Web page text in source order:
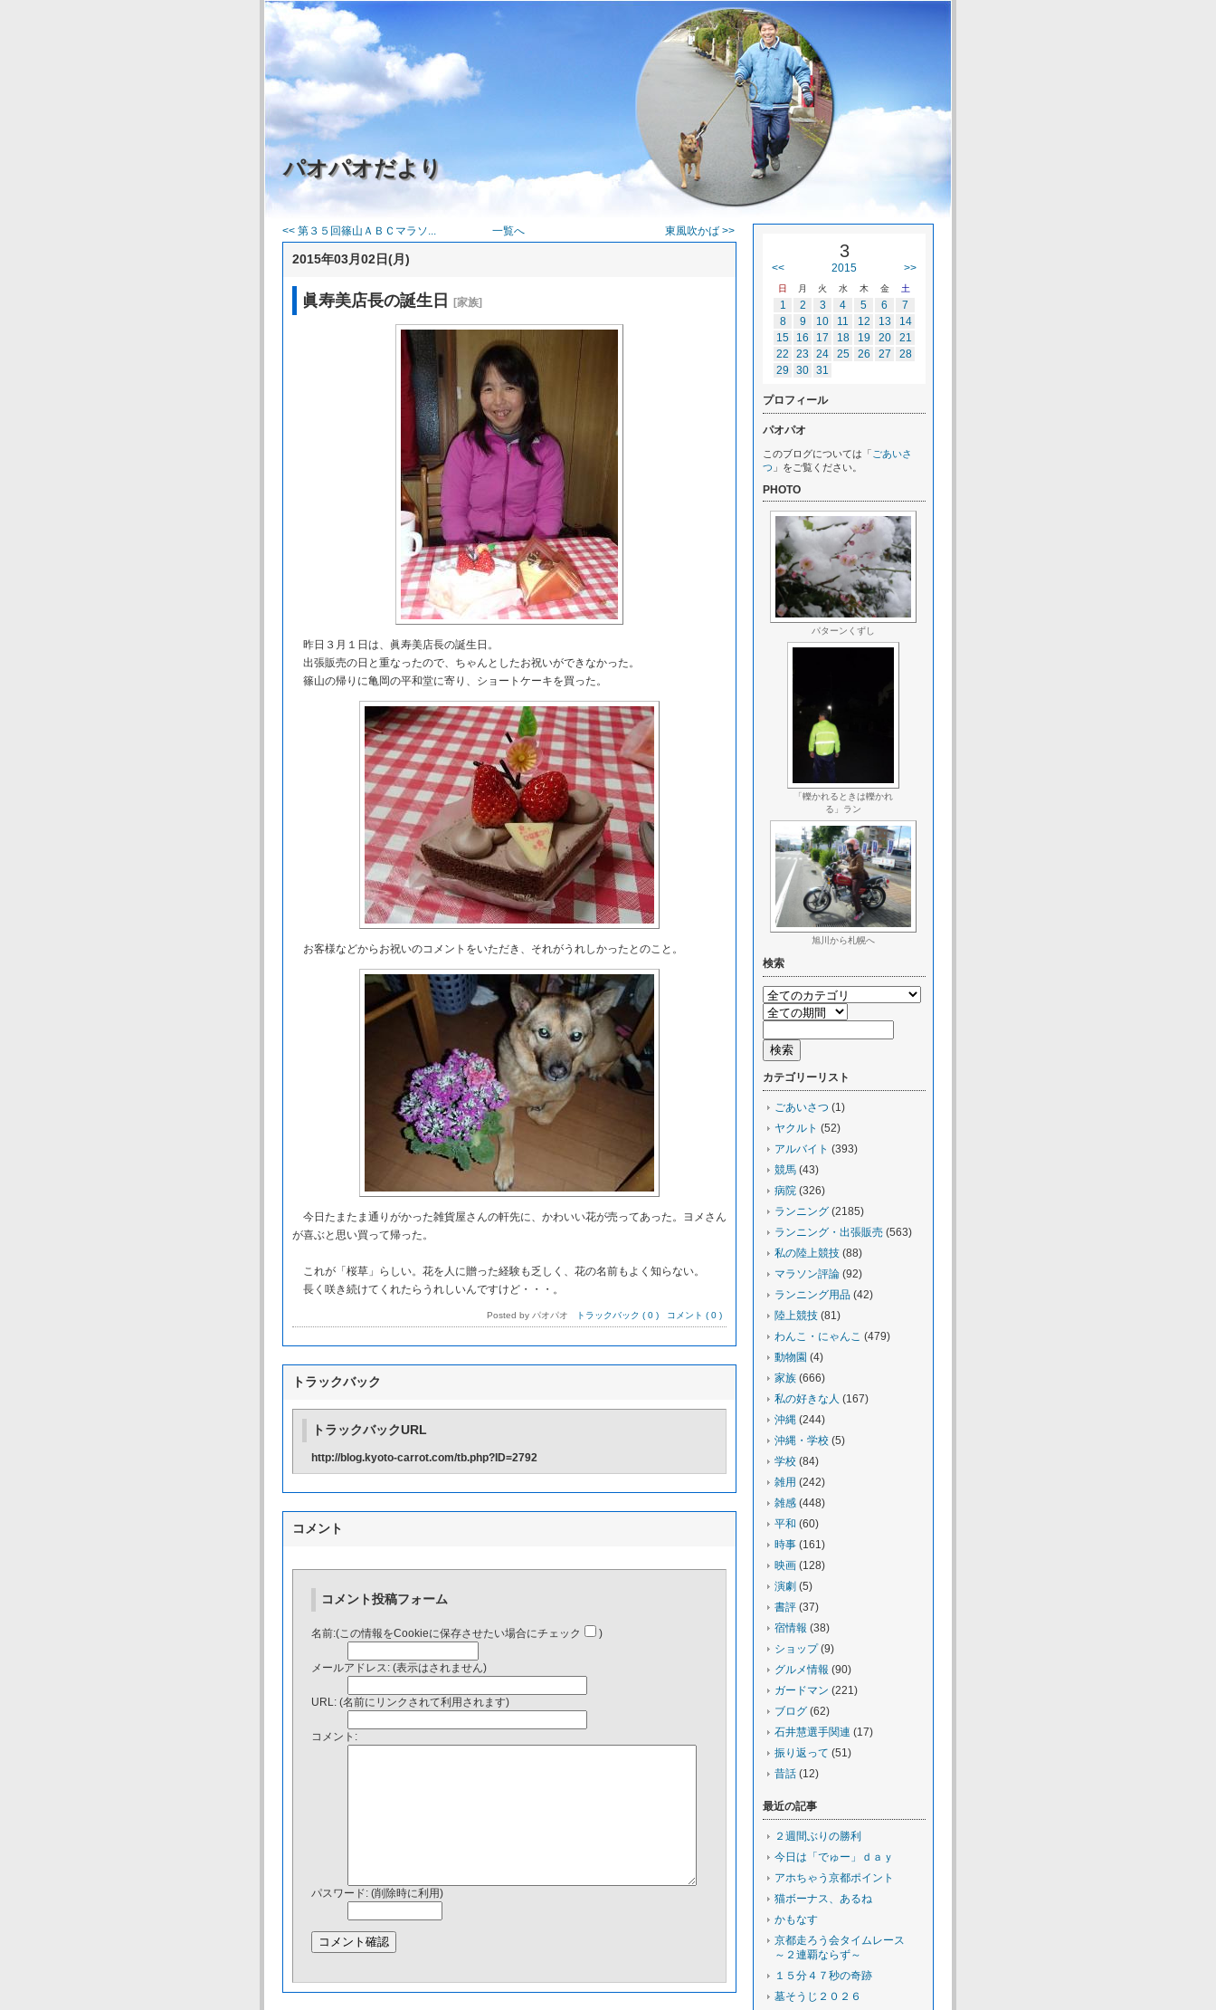
パオパオだより
<< 第３５回篠山ＡＢＣマラソ... 一覧へ 東風吹かば >>
2015年03月02日(月)
眞寿美店長の誕生日 [家族]
昨日３月１日は、眞寿美店長の誕生日。
出張販売の日と重なったので、ちゃんとしたお祝いができなかった。
篠山の帰りに亀岡の平和堂に寄り、ショートケーキを買った。
お客様などからお祝いのコメントをいただき、それがうれしかったとのこと。
今日たまたま通りがかった雑貨屋さんの軒先に、かわいい花が売ってあった。ヨメさん
が喜ぶと思い買って帰った。
これが「桜草」らしい。花を人に贈った経験も乏しく、花の名前もよく知らない。
長く咲き続けてくれたらうれしいんですけど・・・。
Posted by パオパオ トラックバック ( 0 ) コメント ( 0 )
トラックバック
トラックバックURL
http://blog.kyoto-carrot.com/tb.php?ID=2792
コメント
コメント投稿フォーム
名前:(この情報をCookieに保存させたい場合にチェック )
メールアドレス: (表示はされません)
URL: (名前にリンクされて利用されます)
コメント:
パスワード: (削除時に利用)
3
<< 2015 >>
日 月 火 水 木 金 土
1 2 3 4 5 6
7
8
9 10 11 12 13
14
15
16 17 18 19 20
21
22
23 24 25 26 27
28
29
30 31
プロフィール
パオパオ
このブログについては「 ごあいさ
つ 」をご覧ください。
PHOTO
パターンくずし
「轢かれるときは轢かれ
る」ラン
旭川から札幌へ
検索
カテゴリーリスト
ごあいさつ (1)
ヤクルト (52)
アルバイト (393)
競馬 (43)
病院 (326)
ランニング (2185)
ランニング・出張販売 (563)
私の陸上競技 (88)
マラソン評論 (92)
ランニング用品 (42)
陸上競技 (81)
わんこ・にゃんこ (479)
動物園 (4)
家族 (666)
私の好きな人 (167)
沖縄 (244)
沖縄・学校 (5)
学校 (84)
雑用 (242)
雑感 (448)
平和 (60)
時事 (161)
映画 (128)
演劇 (5)
書評 (37)
宿情報 (38)
ショップ(9)
グルメ情報 (90)
ガードマン (221)
ブログ (62)
石井慧選手関連 (17)
振り返って (51)
昔話 (12)
最近の記事
２週間ぶりの勝利
今日は「でゅー」ｄａｙ
アホちゃう京都ポイント
猫ボーナス、あるね
かもなす
京都走ろう会タイムレース
～２連覇ならず～
１５分４７秒の奇跡
墓そうじ２０２６